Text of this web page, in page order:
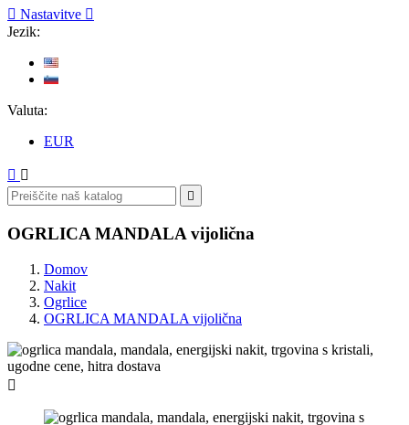
 Nastavitve 
Jezik:
Valuta:
EUR
 

OGRLICA MANDALA vijolična
Domov
Nakit
Ogrlice
OGRLICA MANDALA vijolična
